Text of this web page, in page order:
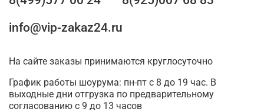
info@vip-zakaz24.ru
На сайте заказы принимаются круглосуточно
График работы шоурума: пн-пт с 8 до 19 час. В
выходные дни отгрузка по предварительному
согласованию с 9 до 13 часов